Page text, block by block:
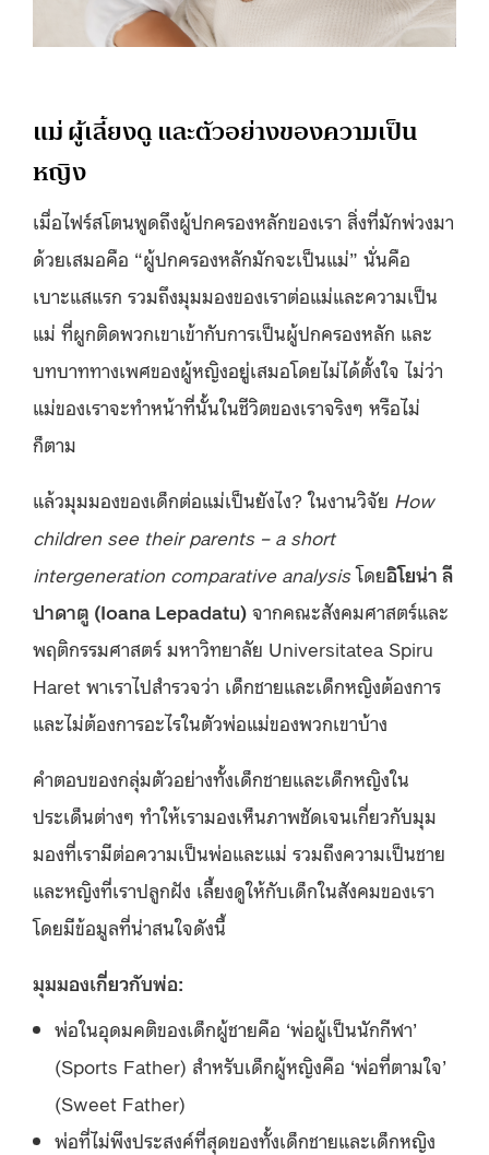
แม่ ผู้เลี้ยงดู และตัวอย่างของความเป็น
หญิง
เมื่อไฟร์สโตนพูดถึงผู้ปกครองหลักของเรา สิ่งที่มักพ่วงมา
ด้วยเสมอคือ “ผู้ปกครองหลักมักจะเป็นแม่” นั่นคือ
เบาะแสแรก รวมถึงมุมมองของเราต่อแม่และความเป็น
แม่ ที่ผูกติดพวกเขาเข้ากับการเป็นผู้ปกครองหลัก และ
บทบาททางเพศของผู้หญิงอยู่เสมอโดยไม่ได้ตั้งใจ ไม่ว่า
แม่ของเราจะทำหน้าที่นั้นในชีวิตของเราจริงๆ หรือไม่
ก็ตาม
แล้วมุมมองของเด็กต่อแม่เป็นยังไง? ในงานวิจัย How
children see their parents – a short
intergeneration comparative analysisโดยอิโยน่า ลี
ปาดาตู (Ioana Lepadatu) จากคณะสังคมศาสตร์และ
พฤติกรรมศาสตร์ มหาวิทยาลัย Universitatea Spiru
Haret พาเราไปสำรวจว่า เด็กชายและเด็กหญิงต้องการ
และไม่ต้องการอะไรในตัวพ่อแม่ของพวกเขาบ้าง
คำตอบของกลุ่มตัวอย่างทั้งเด็กชายและเด็กหญิงใน
ประเด็นต่างๆ ทำให้เรามองเห็นภาพชัดเจนเกี่ยวกับมุม
มองที่เรามีต่อความเป็นพ่อและแม่ รวมถึงความเป็นชาย
และหญิงที่เราปลูกฝัง เลี้ยงดูให้กับเด็กในสังคมของเรา
โดยมีข้อมูลที่น่าสนใจดังนี้
มุมมองเกี่ยวกับพ่อ:
พ่อในอุดมคติของเด็กผู้ชายคือ ‘พ่อผู้เป็นนักกีฬา’
(Sports Father) สำหรับเด็กผู้หญิงคือ ‘พ่อที่ตามใจ’
(Sweet Father)
พ่อที่ไม่พึงประสงค์ที่สุดของทั้งเด็กชายและเด็กหญิง